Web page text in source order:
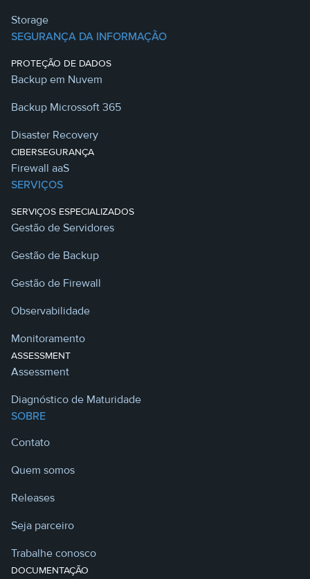
Storage
SEGURANÇA DA INFORMAÇÃO
PROTEÇÃO DE DADOS
Backup em Nuvem
Backup Microssoft 365
Disaster Recovery
CIBERSEGURANÇA
Firewall aaS
SERVIÇOS
SERVIÇOS ESPECIALIZADOS
Gestão de Servidores
Gestão de Backup
Gestão de Firewall
Observabilidade
Monitoramento
ASSESSMENT
Assessment
Diagnóstico de Maturidade
SOBRE
Contato
Quem somos
Releases
Seja parceiro
Trabalhe conosco
DOCUMENTAÇÃO